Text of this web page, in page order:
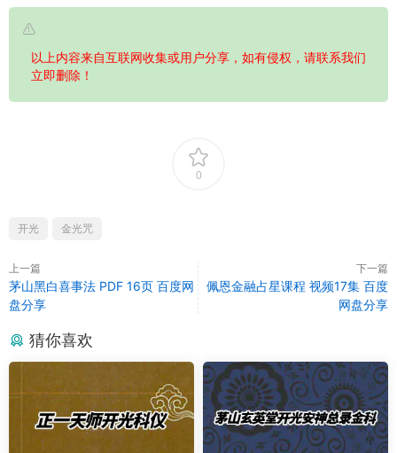
以上内容来自互联网收集或用户分享，如有侵权，请联系我们
立即删除！
0
开光 金光咒
上一篇
茅山黑白喜事法 PDF 16页 百度网
盘分享
下一篇
佩恩金融占星课程 视频17集 百度
网盘分享
猜你喜欢